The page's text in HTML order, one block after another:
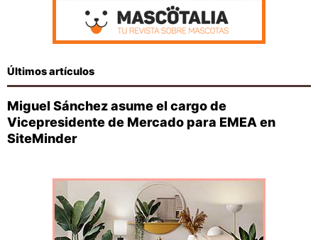
Últimos artículos
Miguel Sánchez asume el cargo de
Vicepresidente de Mercado para EMEA en
SiteMinder